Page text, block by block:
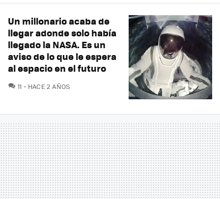
Un millonario acaba de
llegar adonde solo había
llegado la NASA. Es un
aviso de lo que le espera
al espacio en el futuro
11 COMENTARIOS
HACE 2 AÑOS